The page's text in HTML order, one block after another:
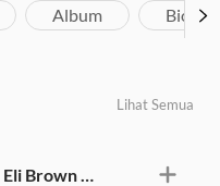
Album
Lihat Semua